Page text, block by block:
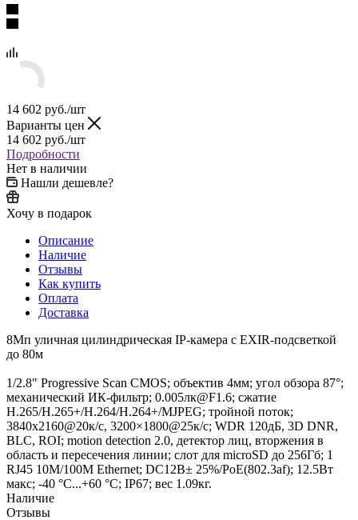
14 602 руб./шт
Варианты цен
14 602 руб./шт
Подробности
Нет в наличии
Нашли дешевле?
Хочу в подарок
Описание
Наличие
Отзывы
Как купить
Оплата
Доставка
8Мп уличная цилиндрическая IP-камера с EXIR-подсветкой
до 80м
1/2.8" Progressive Scan CMOS; объектив 4мм; угол обзора 87°;
механический ИК-фильтр; 0.005лк@F1.6; сжатие
H.265/H.265+/H.264/H.264+/MJPEG; тройной поток;
3840x2160@20к/с, 3200×1800@25к/с; WDR 120дБ, 3D DNR,
BLC, ROI; motion detection 2.0, детектор лиц, вторжения в
область и пересечения линии; слот для microSD до 256Гб; 1
RJ45 10M/100M Ethernet; DC12В± 25%/PoE(802.3af); 12.5Вт
макс; -40 °C...+60 °C; IP67; вес 1.09кг.
Наличие
Отзывы